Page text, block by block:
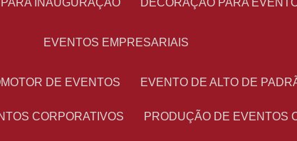
PARA INAUGURAÇÃO DECORAÇÃO PARA
EVENTOS EMPRESARIAIS
DE EVENTOS EVENTO DE ALTO DE
CORPORATIVOS PRODUÇÃO DE EVENTOS